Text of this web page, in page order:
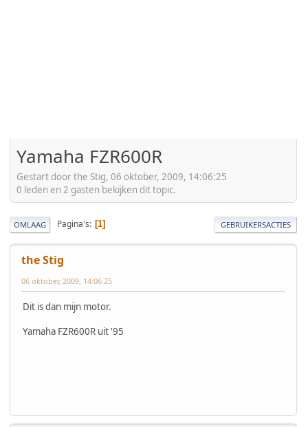
Yamaha FZR600R
Gestart door the Stig, 06 oktober, 2009, 14:06:25
0 leden en 2 gasten bekijken dit topic.
OMLAAG Pagina's 1 GEBRUIKERSACTIES
the Stig
06 oktober, 2009, 14:06:25
Dit is dan mijn motor.
Yamaha FZR600R uit '95